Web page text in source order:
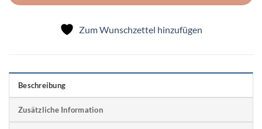
Zum Wunschzettel hinzufügen
Beschreibung
Zusätzliche Information